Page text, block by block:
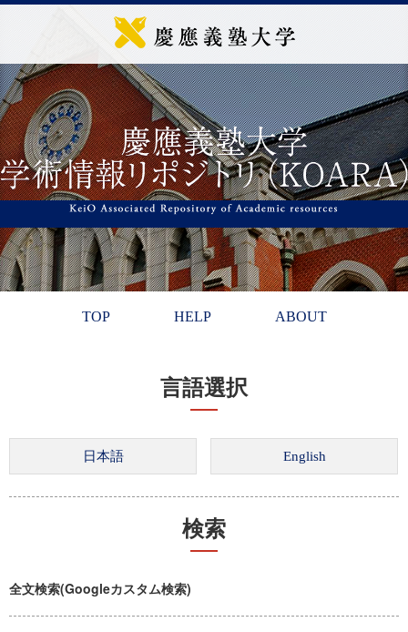
TOP HELP ABOUT
言語選択
検索
全文検索(Googleカスタム検索)